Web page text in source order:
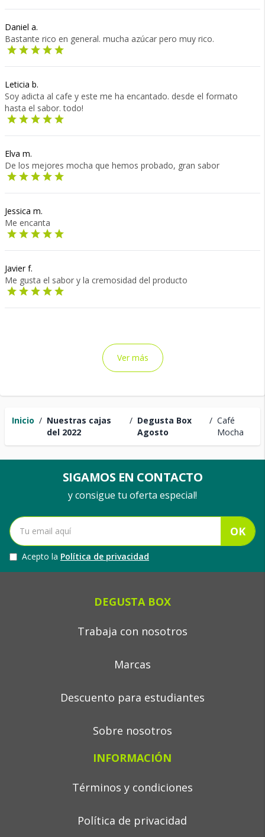
Inicio / Nuestras cajas
del 2022
/ Degusta Box
Agosto
/ Café
Mocha
Daniel a.
Bastante rico en general. mucha azúcar pero muy rico.
Leticia b.
Soy adicta al cafe y este me ha encantado. desde el formato
hasta el sabor. todo!
Elva m.
De los mejores mocha que hemos probado, gran sabor
Jessica m.
Me encanta
Javier f.
Me gusta el sabor y la cremosidad del producto
Ver más
SIGAMOS EN CONTACTO
y consigue tu oferta especial!
OK
Acepto la Política de privacidad
DEGUSTA BOX
Trabaja con nosotros
Marcas
Descuento para estudiantes
Sobre nosotros
INFORMACIÓN
Términos y condiciones
Política de privacidad